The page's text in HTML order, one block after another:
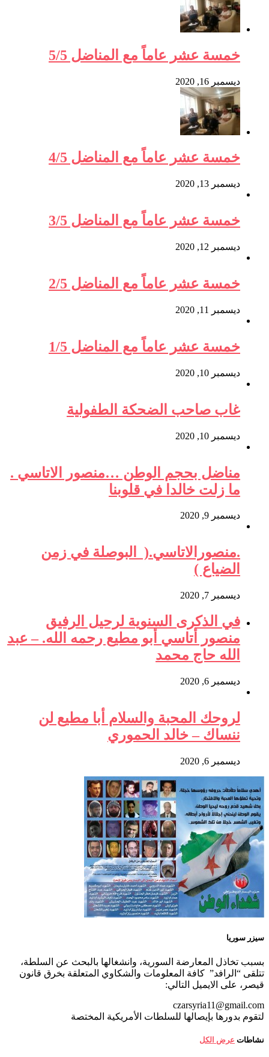
خمسة عشر عاماً مع المناضل 5/5
ديسمبر 16, 2020
خمسة عشر عاماً مع المناضل 4/5
ديسمبر 13, 2020
خمسة عشر عاماً مع المناضل 3/5
ديسمبر 12, 2020
خمسة عشر عاماً مع المناضل 2/5
ديسمبر 11, 2020
خمسة عشر عاماً مع المناضل 1/5
ديسمبر 10, 2020
غاب صاحب الضحكة الطفولية
ديسمبر 10, 2020
مناضل بحجم الوطن …منصور الاتاسي .
ما زلت خالدا في قلوبنا
ديسمبر 9, 2020
.منصورالاتاسي.( البوصلة في زمن
الضياع )
ديسمبر 7, 2020
في الذكرى السنوية لرحيل الرفيق
منصور أتاسي أبو مطيع رحمه الله. – عبد
الله حاج محمد
ديسمبر 6, 2020
لروحك المحبة والسلام أبا مطيع لن
ننساك – خالد الحموري
ديسمبر 6, 2020
سيزر سوريا
بسبب تخاذل المعارضة السورية، وانشغالها بالبحث عن السلطة،
تتلقى “الرافد” كافة المعلومات والشكاوي المتعلقة بخرق قانون
قيصر، على الايميل التالي:
czarsyria11@gmail.com
لتقوم بدورها بإيصالها للسلطات الأمريكية المختصة
نشاطات عرض الكل